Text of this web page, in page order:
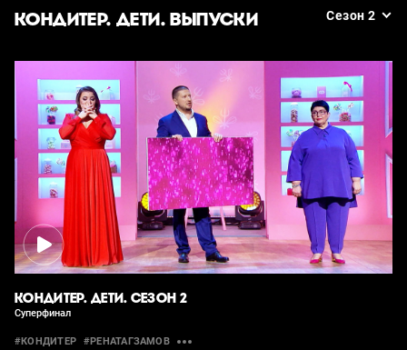
КОНДИТЕР. ДЕТИ. ВЫПУСКИ Сезон 2
КОНДИТЕР. ДЕТИ. СЕЗОН 2
Суперфинал
#КОНДИТЕР #РЕНАТАГЗАМОВ